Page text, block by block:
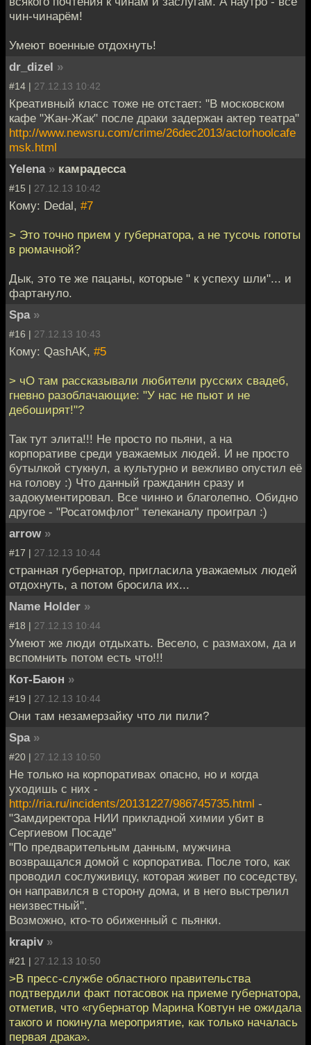
чин-чинарём!
Умеют военные отдохнуть!
dr_dizel »
#14 | 27.12.13 10:42
Креативный класс тоже не отстает: "В московском
кафе "Жан-Жак" после драки задержан актер театра"
http://www.newsru.com/crime/26dec2013/actorhoolcafe
msk.html
Yelena » камрадесса
#15 | 27.12.13 10:42
Кому: Dedal, #7
> Это точно прием у губернатора, а не тусочь гопоты
в рюмачной?
Дык, это те же пацаны, которые " к успеху шли"... и
фартануло.
Spa »
#16 | 27.12.13 10:43
Кому: QashAK, #5
> чО там рассказывали любители русских свадеб,
гневно разоблачающие: "У нас не пьют и не
дебоширят!"?
Так тут элита!!! Не просто по пьяни, а на
корпоративе среди уважаемых людей. И не просто
бутылкой стукнул, а культурно и вежливо опустил её
на голову :) Что данный гражданин сразу и
задокументировал. Все чинно и благолепно. Обидно
другое - "Росатомфлот" телеканалу проиграл :)
arrow »
#17 | 27.12.13 10:44
странная губернатор, пригласила уважаемых людей
отдохнуть, а потом бросила их...
Name Holder »
#18 | 27.12.13 10:44
Умеют же люди отдыхать. Весело, с размахом, да и
вспомнить потом есть что!!!
Кот-Баюн »
#19 | 27.12.13 10:44
Они там незамерзайку что ли пили?
Spa »
#20 | 27.12.13 10:50
Не только на корпоративах опасно, но и когда
уходишь с них -
http://ria.ru/incidents/20131227/986745735.html -
"Замдиректора НИИ прикладной химии убит в
Сергиевом Посаде"
"По предварительным данным, мужчина
возвращался домой с корпоратива. После того, как
проводил сослуживицу, которая живет по соседству,
он направился в сторону дома, и в него выстрелил
неизвестный".
Возможно, кто-то обиженный с пьянки.
krapiv »
#21 | 27.12.13 10:50
>В пресс-службе областного правительства
подтвердили факт потасовок на приеме губернатора,
отметив, что «губернатор Марина Ковтун не ожидала
такого и покинула мероприятие, как только началась
первая драка».